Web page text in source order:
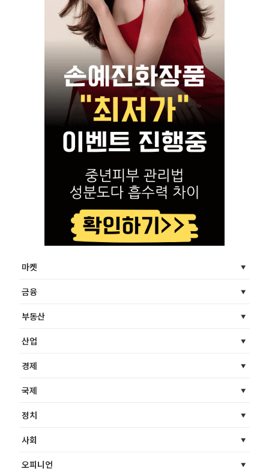
마켓
금융
부동산
산업
경제
국제
정치
사회
오피니언